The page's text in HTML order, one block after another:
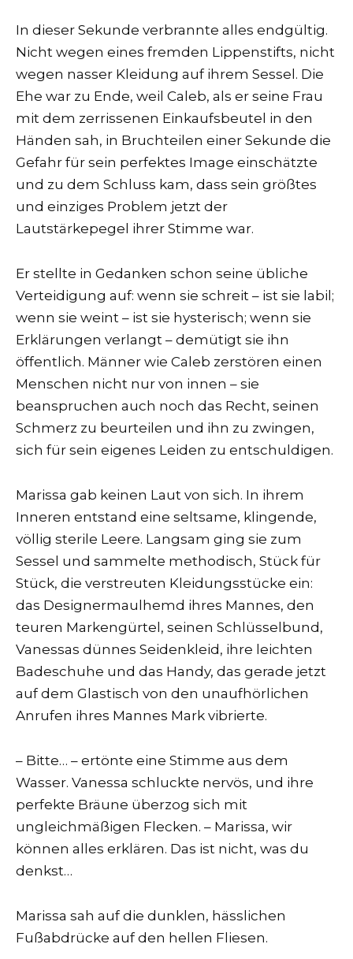
In dieser Sekunde verbrannte alles endgültig.
Nicht wegen eines fremden Lippenstifts, nicht
wegen nasser Kleidung auf ihrem Sessel. Die
Ehe war zu Ende, weil Caleb, als er seine Frau
mit dem zerrissenen Einkaufsbeutel in den
Händen sah, in Bruchteilen einer Sekunde die
Gefahr für sein perfektes Image einschätzte
und zu dem Schluss kam, dass sein größtes
und einziges Problem jetzt der
Lautstärkepegel ihrer Stimme war.
Er stellte in Gedanken schon seine übliche
Verteidigung auf: wenn sie schreit – ist sie labil;
wenn sie weint – ist sie hysterisch; wenn sie
Erklärungen verlangt – demütigt sie ihn
öffentlich. Männer wie Caleb zerstören einen
Menschen nicht nur von innen – sie
beanspruchen auch noch das Recht, seinen
Schmerz zu beurteilen und ihn zu zwingen,
sich für sein eigenes Leiden zu entschuldigen.
Marissa gab keinen Laut von sich. In ihrem
Inneren entstand eine seltsame, klingende,
völlig sterile Leere. Langsam ging sie zum
Sessel und sammelte methodisch, Stück für
Stück, die verstreuten Kleidungsstücke ein:
das Designermaulhemd ihres Mannes, den
teuren Markengürtel, seinen Schlüsselbund,
Vanessas dünnes Seidenkleid, ihre leichten
Badeschuhe und das Handy, das gerade jetzt
auf dem Glastisch von den unaufhörlichen
Anrufen ihres Mannes Mark vibrierte.
– Bitte… – ertönte eine Stimme aus dem
Wasser. Vanessa schluckte nervös, und ihre
perfekte Bräune überzog sich mit
ungleichmäßigen Flecken. – Marissa, wir
können alles erklären. Das ist nicht, was du
denkst…
Marissa sah auf die dunklen, hässlichen
Fußabdrücke auf den hellen Fliesen.